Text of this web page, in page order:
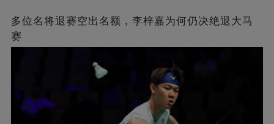
多位名将退赛空出名额，李梓嘉为何仍决绝退大马
赛